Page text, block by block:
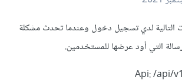
التالية لدي تسجيل دخول وعندما تحدث مشكلة
Api: /api/